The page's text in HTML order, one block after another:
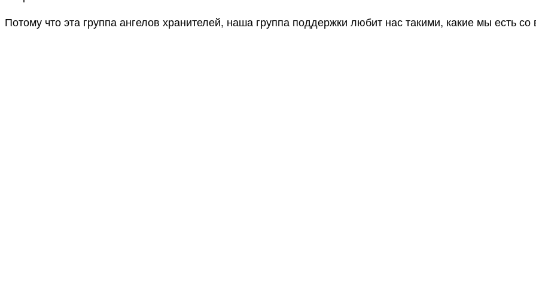
Потому что эта группа ангелов хранителей, наша группа поддержки любит нас такими, какие мы есть